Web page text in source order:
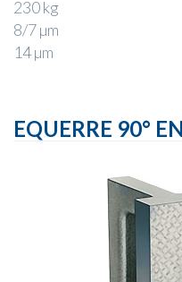
230 kg
8/7 µm
14 µm
EQUERRE 90°